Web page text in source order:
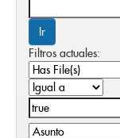
Filtros actuales: